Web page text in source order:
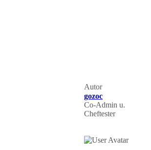
Autor
gozoc
Co-Admin u.
Cheftester